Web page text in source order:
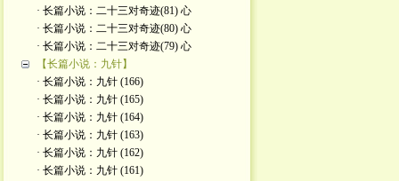
· 长篇小说：二十三对奇迹(81) 心
· 长篇小说：二十三对奇迹(80) 心
· 长篇小说：二十三对奇迹(79) 心
【长篇小说：九针】
· 长篇小说：九针 (166)
· 长篇小说：九针 (165)
· 长篇小说：九针 (164)
· 长篇小说：九针 (163)
· 长篇小说：九针 (162)
· 长篇小说：九针 (161)